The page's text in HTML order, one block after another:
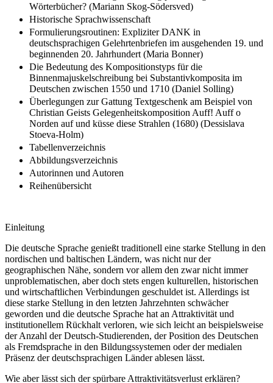
Beeinflusst Phraseologieforschung phraseologische
Wörterbücher? (Mariann Skog-Södersved)
Historische Sprachwissenschaft
Formulierungsroutinen: Expliziter DANK in
deutschsprachigen Gelehrtenbriefen im ausgehenden 19. und
beginnenden 20. Jahrhundert (Maria Bonner)
Die Bedeutung des Kompositionstyps für die
Binnenmajuskelschreibung bei Substantivkomposita im
Deutschen zwischen 1550 und 1710 (Daniel Solling)
Überlegungen zur Gattung Textgeschenk am Beispiel von
Christian Geists Gelegenheitskomposition Auff! Auff o
Norden auf und küsse diese Strahlen (1680) (Dessislava
Stoeva-Holm)
Tabellenverzeichnis
Abbildungsverzeichnis
Autorinnen und Autoren
Die deutsche Sprache genießt traditionell eine starke Stellung in den
nordischen und baltischen Ländern, was nicht nur der
geographischen Nähe, sondern vor allem den zwar nicht immer
unproblematischen, aber doch stets engen kulturellen, historischen
und wirtschaftlichen Verbindungen geschuldet ist. Allerdings ist
diese starke Stellung in den letzten Jahrzehnten schwächer
geworden und die deutsche Sprache hat an Attraktivität und
institutionellem Rückhalt verloren, wie sich leicht an beispielsweise
der Anzahl der Deutsch-Studierenden, der Position des Deutschen
als Fremdsprache in den Bildungssystemen oder der medialen